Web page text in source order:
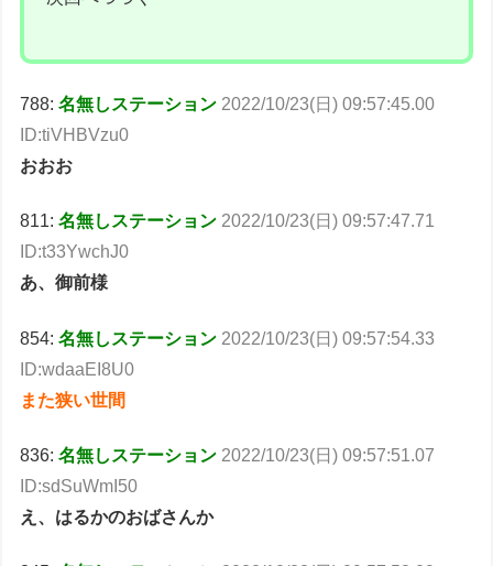
788:名無しステーション 2022/10/23(日) 09:57:45.00
ID:tiVHBVzu0
おおお
811:名無しステーション 2022/10/23(日) 09:57:47.71
ID:t33YwchJ0
あ、御前様
854:名無しステーション 2022/10/23(日) 09:57:54.33
ID:wdaaEI8U0
また狭い世間
836:名無しステーション 2022/10/23(日) 09:57:51.07
ID:sdSuWmI50
え、はるかのおばさんか